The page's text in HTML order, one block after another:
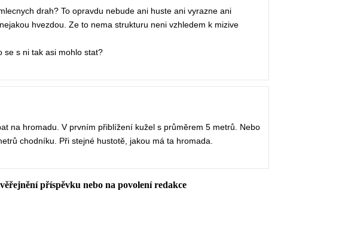
drah? To opravdu nebude ani huste ani vyrazne ani
hvezdou. Ze to nema strukturu neni vzhledem k mizive
se s ni tak asi mohlo stat?
na hromadu. V prvním přiblížení kužel s průměrem 5 metrů. Nebo
chodníku. Při stejné hustotě, jakou má ta hromada.
příspěvku nebo na povolení redakce